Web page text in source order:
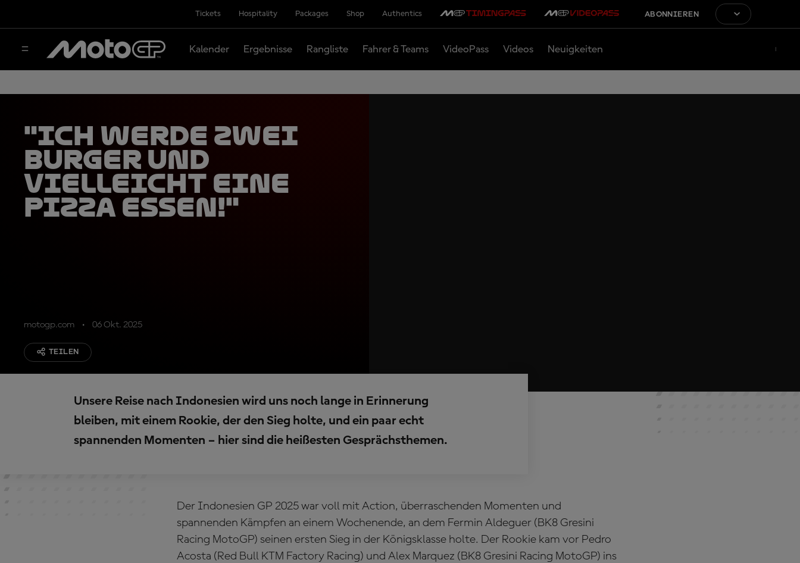
Tickets Hospitality Packages Shop Authentics ABONNIEREN
Kalender Ergebnisse Rangliste Fahrer & Teams VideoPass Videos Neuigkeiten
"Ich werde zwei
Burger und
vielleicht eine
Pizza essen!"
motogp.com 06 Okt. 2025
TEILEN
Unsere Reise nach Indonesien wird uns noch lange in Erinnerung
bleiben, mit einem Rookie, der den Sieg holte, und ein paar echt
spannenden Momenten – hier sind die heißesten Gesprächsthemen.
Der Indonesien GP 2025 war voll mit Action, überraschenden Momenten und
spannenden Kämpfen an einem Wochenende, an dem Fermin Aldeguer (BK8 Gresini
Racing MotoGP) seinen ersten Sieg in der Königsklasse holte. Der Rookie kam vor Pedro
Acosta (Red Bull KTM Factory Racing) und Alex Marquez (BK8 Gresini Racing MotoGP) ins